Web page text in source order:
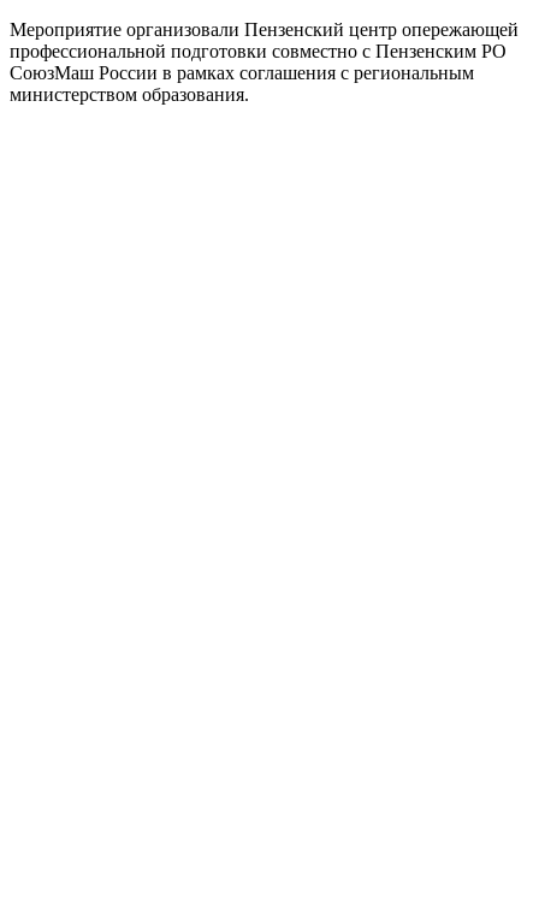
Мероприятие организовали Пензенский центр опережающей
профессиональной подготовки совместно с Пензенским РО
СоюзМаш России в рамках соглашения с региональным
министерством образования.